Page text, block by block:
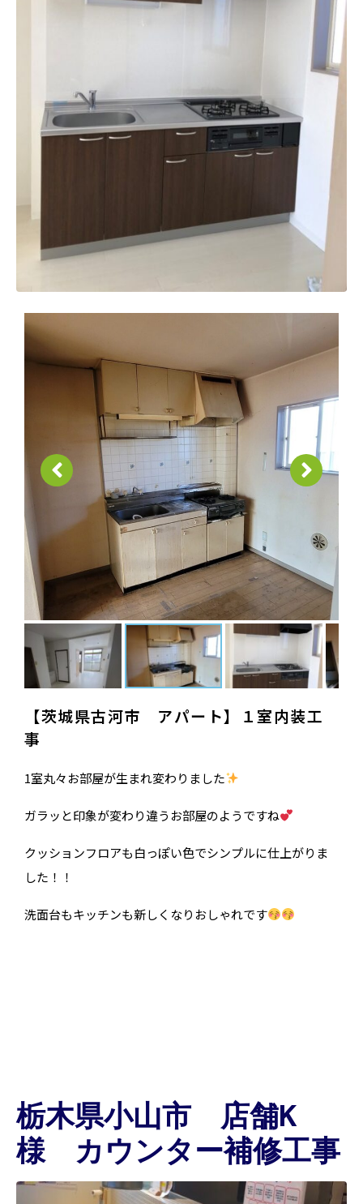
【茨城県古河市 アパート】１室内装工
事
1室丸々お部屋が生まれ変わりました
ガラッと印象が変わり違うお部屋のようですね
クッションフロアも白っぽい色でシンプルに仕上がりま
した！！
洗面台もキッチンも新しくなりおしゃれです
栃木県小山市 店舗K
様 カウンター補修工事